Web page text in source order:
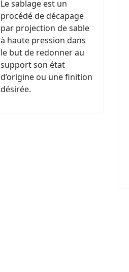
Le sablage est un
procédé de décapage
par projection de sable
à haute pression dans
le but de redonner au
support son état
d’origine ou une finition
désirée.